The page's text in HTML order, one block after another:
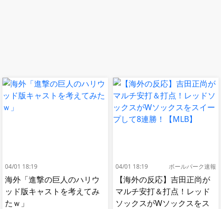
04/01 18:19
海外「進撃の巨人のハリウ
ッド版キャストを考えてみ
たｗ」
04/01 18:19 ボールパーク速報
【海外の反応】吉田正尚が
マルチ安打＆打点！レッド
ソックスがWソックスをス